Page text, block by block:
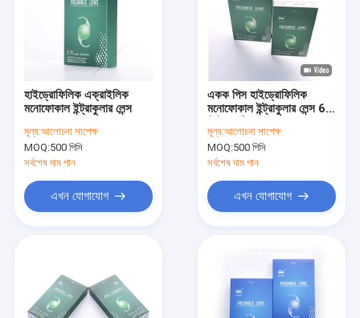
হাইড্রোফিলিক এক্রাইলিক
মনোফোকাল ইন্ট্রাকুলার লেন্স
মূল্য:আলোচনা সাপেক্ষ
MOQ:500 পিসি
সর্বশেষ দাম পান
এখন যোগাযোগ
একক পিস হাইড্রোফিলিক
মনোফোকাল ইন্ট্রাকুলার লেন্স 6.0
মূল্য:আলোচনা সাপেক্ষ
MOQ:500 পিসি
সর্বশেষ দাম পান
এখন যোগাযোগ